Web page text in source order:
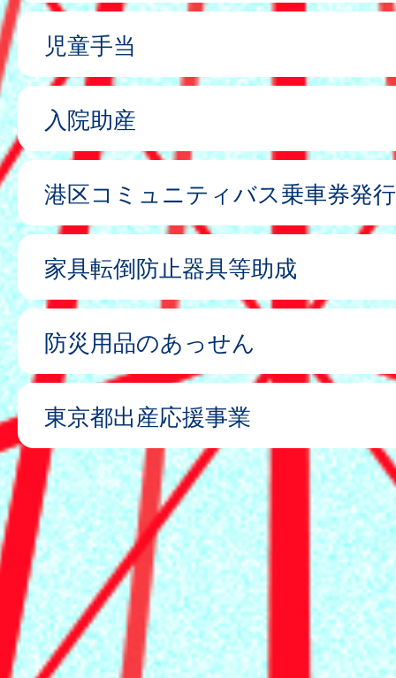
児童手当
入院助産
港区コミュニティバス乗車券発行
家具転倒防止器具等助成
防災用品のあっせん
東京都出産応援事業